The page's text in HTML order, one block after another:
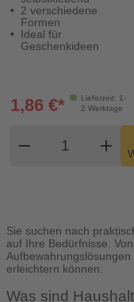
2 verschiedene
Formen
Ideal für
Geschenkideen
Lieferzeit: 1-
2 Werktage
1,86 €*
remove
Produkt
add
Sie suchen nach
auf Ihre Bedürfnisse.
erleichtern können.
Was sind